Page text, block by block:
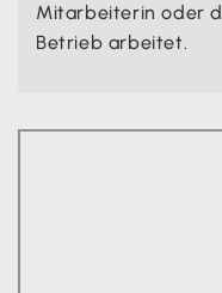
Mitarbeiterin oder
Betrieb arbeitet.